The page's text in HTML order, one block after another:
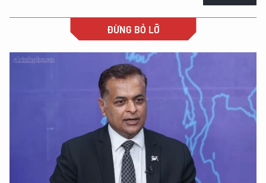
ĐỪNG BỎ LỠ